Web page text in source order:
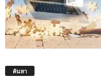
ค้นหา